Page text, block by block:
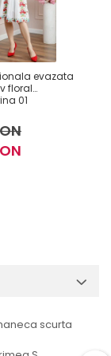
evazata
floral
01
scurta